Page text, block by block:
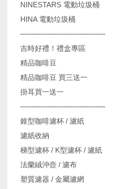
NINESTARS 電動垃圾桶
HINA 電動垃圾桶
────────────────
吉時好禮！禮盒專區
精品咖啡豆
精品咖啡豆 買三送一
掛耳買一送一
────────────────
錐型咖啡濾杯 / 濾紙
濾紙收納
梯型濾杯 / K型濾杯 / 濾紙
法蘭絨沖壺 / 濾布
塑質濾器 / 金屬濾網